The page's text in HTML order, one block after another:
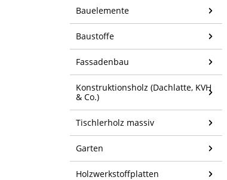
Bauelemente
Baustoffe
Fassadenbau
Konstruktionsholz (Dachlatte, KVH
& Co.)
Tischlerholz massiv
Garten
Holzwerkstoffplatten